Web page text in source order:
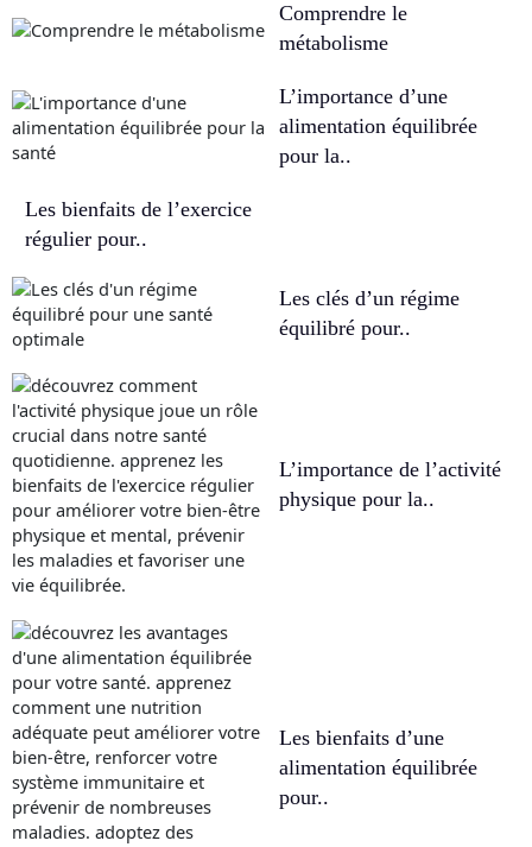
Comprendre le
métabolisme
L’importance d’une
alimentation équilibrée
pour la..
Les bienfaits de l’exercice
régulier pour..
Les clés d’un régime
équilibré pour..
L’importance de l’activité
physique pour la..
Les bienfaits d’une
alimentation équilibrée
pour..